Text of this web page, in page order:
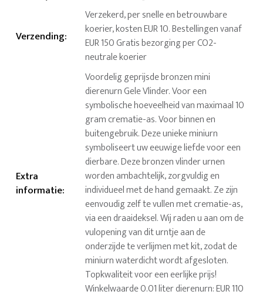
Verzending:
Verzekerd, per snelle en betrouwbare
koerier, kosten EUR 10. Bestellingen vanaf
EUR 150 Gratis bezorging per CO2-
neutrale koerier
Extra
informatie:
Voordelig geprijsde bronzen mini
dierenurn Gele Vlinder. Voor een
symbolische hoeveelheid van maximaal 10
gram crematie-as. Voor binnen en
buitengebruik. Deze unieke miniurn
symboliseert uw eeuwige liefde voor een
dierbare. Deze bronzen vlinder urnen
worden ambachtelijk, zorgvuldig en
individueel met de hand gemaakt. Ze zijn
eenvoudig zelf te vullen met crematie-as,
via een draaideksel. Wij raden u aan om de
vulopening van dit urntje aan de
onderzijde te verlijmen met kit, zodat de
miniurn waterdicht wordt afgesloten.
Topkwaliteit voor een eerlijke prijs!
Winkelwaarde 0.01 liter dierenurn: EUR 110